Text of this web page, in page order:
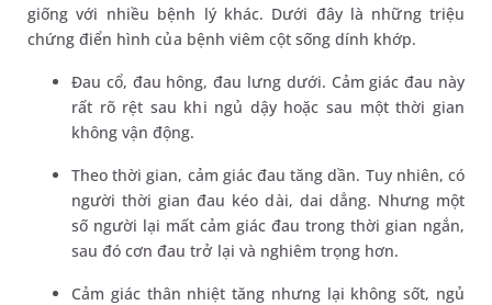
giống với nhiều bệnh lý khác. Dưới đây là những triệu
chứng điển hình của bệnh viêm cột sống dính khớp.
Đau cổ, đau hông, đau lưng dưới. Cảm giác đau này
rất rõ rệt sau khi ngủ dậy hoặc sau một thời gian
không vận động.
Theo thời gian, cảm giác đau tăng dần. Tuy nhiên, có
người thời gian đau kéo dài, dai dẳng. Nhưng một
số người lại mất cảm giác đau trong thời gian ngắn,
sau đó cơn đau trở lại và nghiêm trọng hơn.
Cảm giác thân nhiệt tăng nhưng lại không sốt, ngủ